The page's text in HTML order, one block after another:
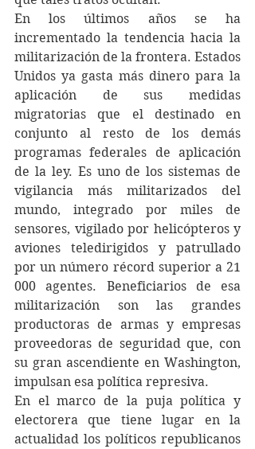
En los últimos años se ha
incrementado la tendencia hacia la
militarización de la frontera. Estados
Unidos ya gasta más dinero para la
aplicación de sus medidas
migratorias que el destinado en
conjunto al resto de los demás
programas federales de aplicación
de la ley. Es uno de los sistemas de
vigilancia más militarizados del
mundo, integrado por miles de
sensores, vigilado por helicópteros y
aviones teledirigidos y patrullado
por un número récord superior a 21
000 agentes. Beneficiarios de esa
militarización son las grandes
productoras de armas y empresas
proveedoras de seguridad que, con
su gran ascendiente en Washington,
impulsan esa política represiva.
En el marco de la puja política y
electorera que tiene lugar en la
actualidad los políticos republicanos